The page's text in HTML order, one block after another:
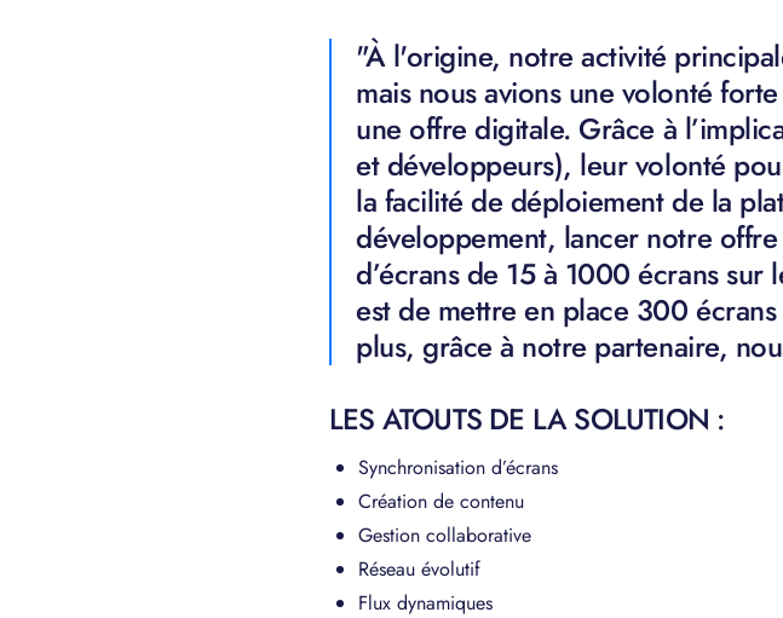
"À l'origine, notre activité
mais nous avions une volonté
une offre digitale. Grâce à
et développeurs), leur volonté
la facilité de déploiement de la
développement, lancer notre
d’écrans de 15 à 1000 écrans
est de mettre en place 300
plus, grâce à notre partenaire,
LES ATOUTS DE LA SOLUTION :
Synchronisation d’écrans
Création de contenu
Gestion collaborative
Réseau évolutif
Flux dynamiques